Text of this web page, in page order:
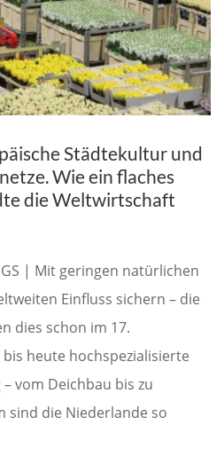
Städtekultur und
Wie ein flaches
die Weltwirtschaft
| Mit geringen natürlichen
Einfluss sichern – die
dies schon im 17.
heute hochspezialisierte
vom Deichbau bis zu
sind die Niederlande so